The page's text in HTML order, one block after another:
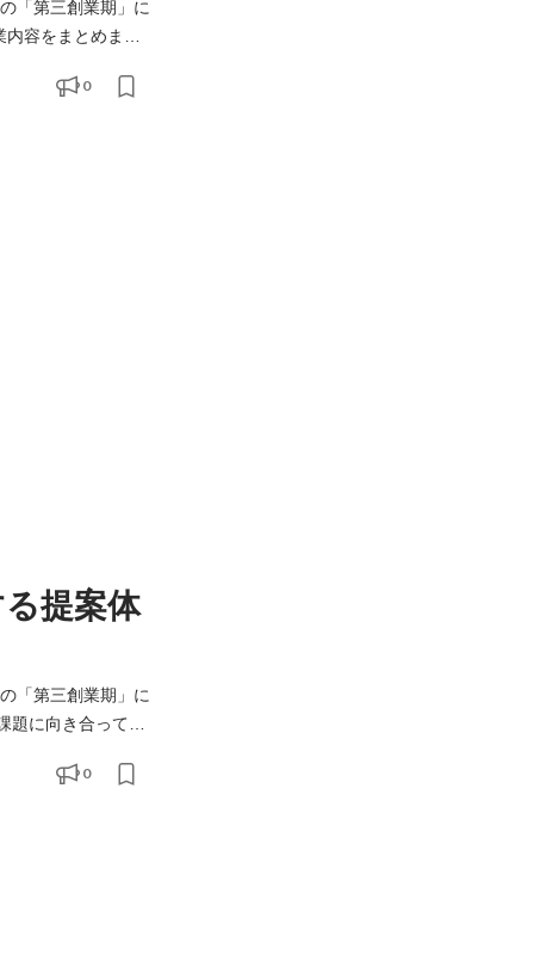
容をまとめま
0
提案体
に向き合ってい
視点が得られま
0